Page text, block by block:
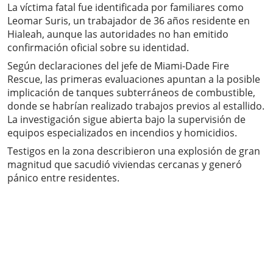
La víctima fatal fue identificada por familiares como
Leomar Suris, un trabajador de 36 años residente en
Hialeah, aunque las autoridades no han emitido
confirmación oficial sobre su identidad.
Según declaraciones del jefe de Miami-Dade Fire
Rescue, las primeras evaluaciones apuntan a la posible
implicación de tanques subterráneos de combustible,
donde se habrían realizado trabajos previos al estallido.
La investigación sigue abierta bajo la supervisión de
equipos especializados en incendios y homicidios.
Testigos en la zona describieron una explosión de gran
magnitud que sacudió viviendas cercanas y generó
pánico entre residentes.